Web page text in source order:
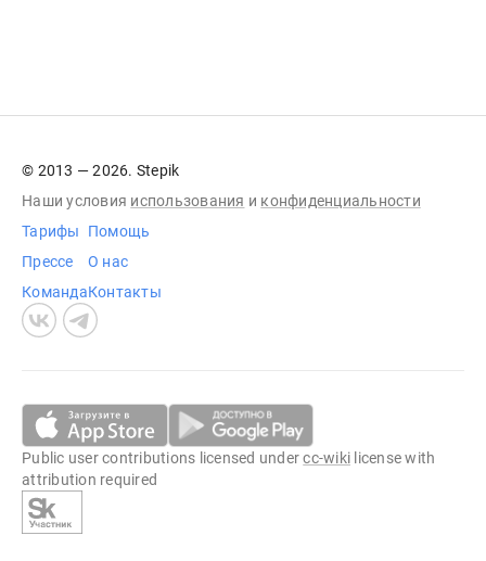
© 2013 — 2026. Stepik
Наши условия использования и конфиденциальности
Тарифы
Прессе
Команда
Помощь
О нас
Контакты
Public user contributions licensed undercc-wiki license with
attribution required